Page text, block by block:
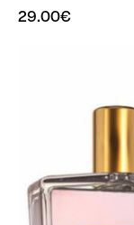
29.00€